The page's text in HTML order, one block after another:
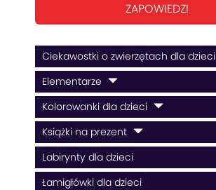
ZAPOWIEDZI
Ciekawostki o zwierzętach dla dzieci
Elementarze
Kolorowanki dla dzieci
Książki na prezent
Labirynty dla dzieci
Łamigłówki dla dzieci